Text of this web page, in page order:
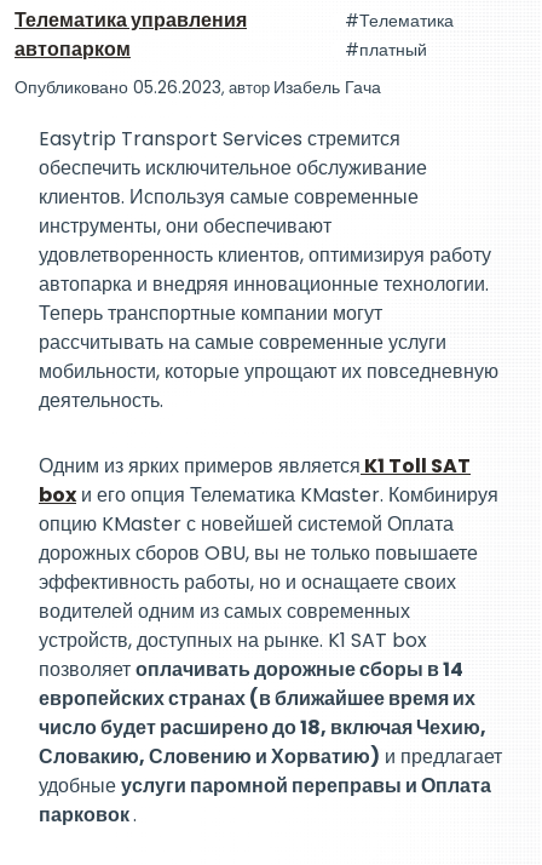
Телематика управления
автопарком
Телематика
платный
Опубликовано 05.26.2023, автор Изабель Гача
Easytrip Transport Services стремится
обеспечить исключительное обслуживание
клиентов. Используя самые современные
инструменты, они обеспечивают
удовлетворенность клиентов, оптимизируя работу
автопарка и внедряя инновационные технологии.
Теперь транспортные компании могут
рассчитывать на самые современные услуги
мобильности, которые упрощают их повседневную
деятельность.
Одним из ярких примеров является K1 Toll SAT
box и его опция Телематика KMaster. Комбинируя
опцию KMaster с новейшей системой Оплата
дорожных сборов OBU, вы не только повышаете
эффективность работы, но и оснащаете своих
водителей одним из самых современных
устройств, доступных на рынке. K1 SAT box
позволяетоплачивать дорожные сборы в 14
европейских странах (в ближайшее время их
число будет расширено до 18, включая Чехию,
Словакию, Словению и Хорватию) и предлагает
удобныеуслуги паромной переправы и Оплата
парковок.